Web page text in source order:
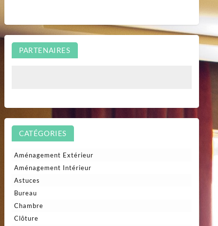
PARTENAIRES
CATÉGORIES
Aménagement Extérieur
Aménagement Intérieur
Astuces
Bureau
Chambre
Clôture